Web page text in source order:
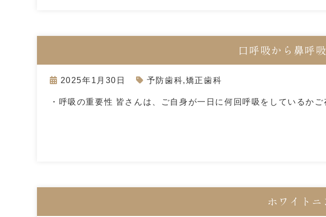
口呼吸から鼻呼
2025年1月30日 予防歯科,矯正歯科
・呼吸の重要性 皆さんは、ご自身が一日に何回呼吸をしているか
ホワイトニ